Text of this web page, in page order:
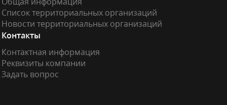
Список территориальных организаций
Новости территориальных организаций
Контакты
Контактная информация
Реквизиты компании
Задать вопрос